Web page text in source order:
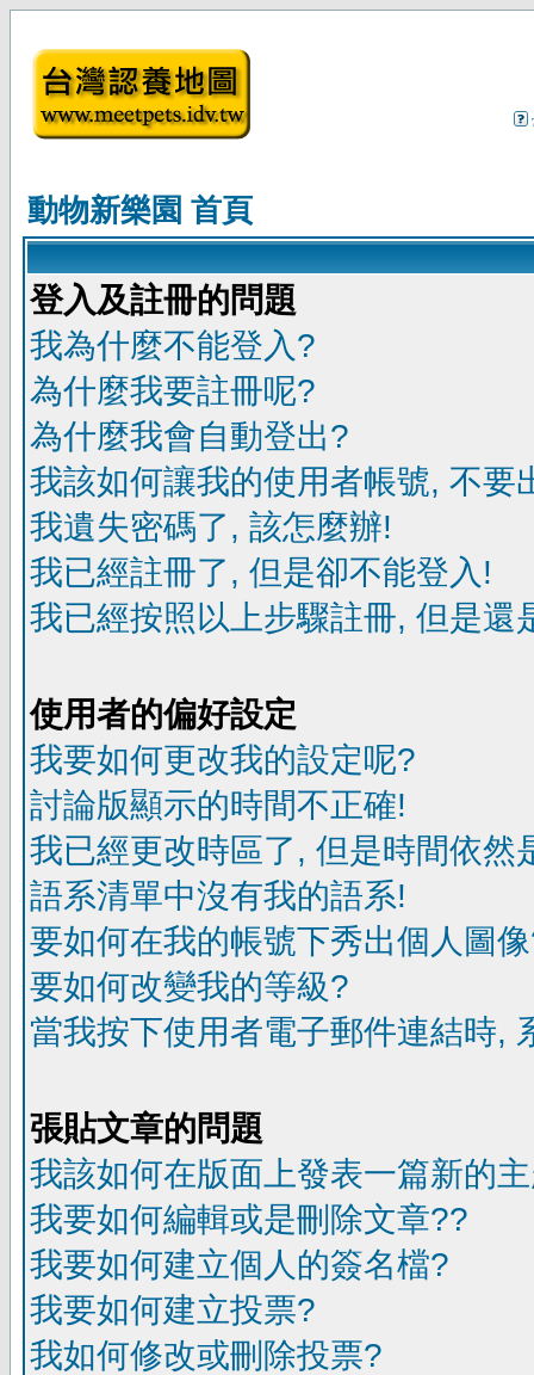
動物新樂園 首頁
登入及註冊的問題
我為什麼不能登入?
為什麼我要註冊呢?
為什麼我會自動登出?
我該如何讓我的使用者帳號, 不要
我遺失密碼了, 該怎麼辦!
我已經註冊了, 但是卻不能登入!
我已經按照以上步驟註冊, 但是還
使用者的偏好設定
我要如何更改我的設定呢?
討論版顯示的時間不正確!
我已經更改時區了, 但是時間依然
語系清單中沒有我的語系!
要如何在我的帳號下秀出個人圖
要如何改變我的等級?
當我按下使用者電子郵件連結時,
張貼文章的問題
我該如何在版面上發表一篇新的
我要如何編輯或是刪除文章??
我要如何建立個人的簽名檔?
我要如何建立投票?
我如何修改或刪除投票?